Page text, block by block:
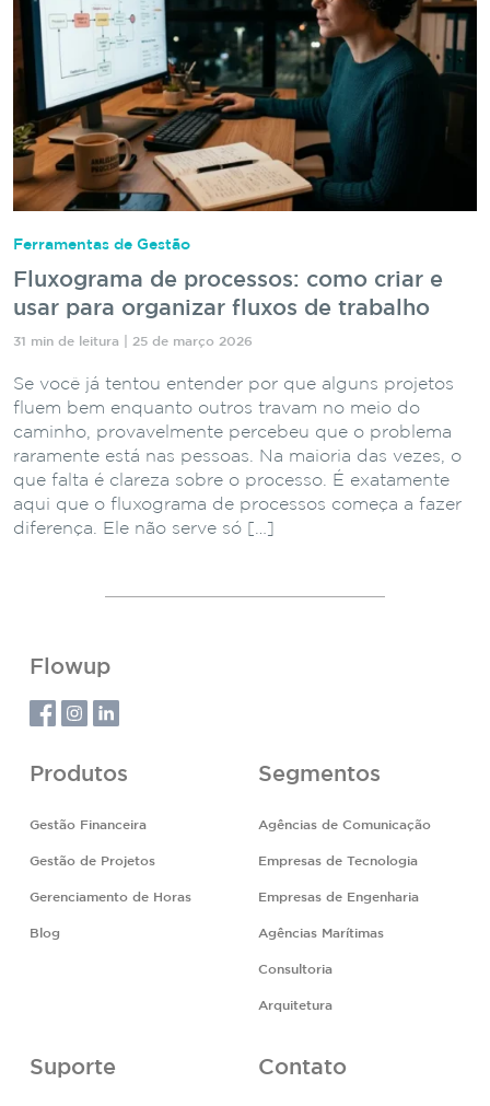
Ferramentas de Gestão
Fluxograma de processos: como criar e
usar para organizar fluxos de trabalho
31 min de leitura | 25 de março 2026
Se você já tentou entender por que alguns projetos
fluem bem enquanto outros travam no meio do
caminho, provavelmente percebeu que o problema
raramente está nas pessoas. Na maioria das vezes, o
que falta é clareza sobre o processo. É exatamente
aqui que o fluxograma de processos começa a fazer
diferença. Ele não serve só […]
Flowup
Produtos
Gestão Financeira
Gestão de Projetos
Gerenciamento de Horas
Blog
Segmentos
Agências de Comunicação
Empresas de Tecnologia
Empresas de Engenharia
Agências Marítimas
Consultoria
Arquitetura
Suporte Contato